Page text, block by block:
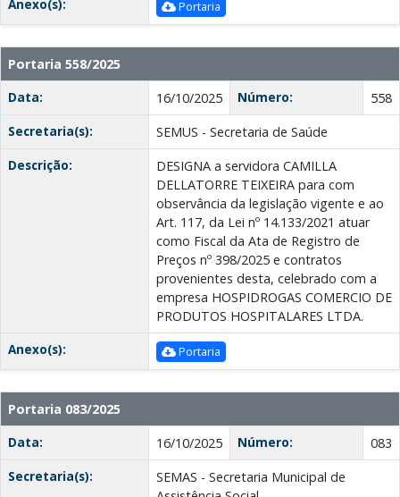
Anexo(s): Portaria
Portaria 558/2025
Data:
16/10/2025 Número:
558
Secretaria(s):
SEMUS - Secretaria de Saúde
Descrição:
DESIGNA a servidora CAMILLA
DELLATORRE TEIXEIRA para com
observância da legislação vigente e ao
Art. 117, da Lei nº 14.133/2021 atuar
como Fiscal da Ata de Registro de
Preços nº 398/2025 e contratos
provenientes desta, celebrado com a
empresa HOSPIDROGAS COMERCIO DE
PRODUTOS HOSPITALARES LTDA.
Anexo(s):
Portaria
Portaria 083/2025
Data:
16/10/2025 Número:
083
Secretaria(s):
SEMAS - Secretaria Municipal de